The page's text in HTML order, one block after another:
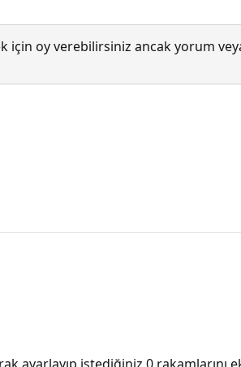
için oy verebilirsiniz ancak yorum
ayarlayıp istediğiniz 0 rakamlarını